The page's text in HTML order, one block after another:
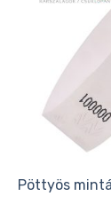
Pöttyös